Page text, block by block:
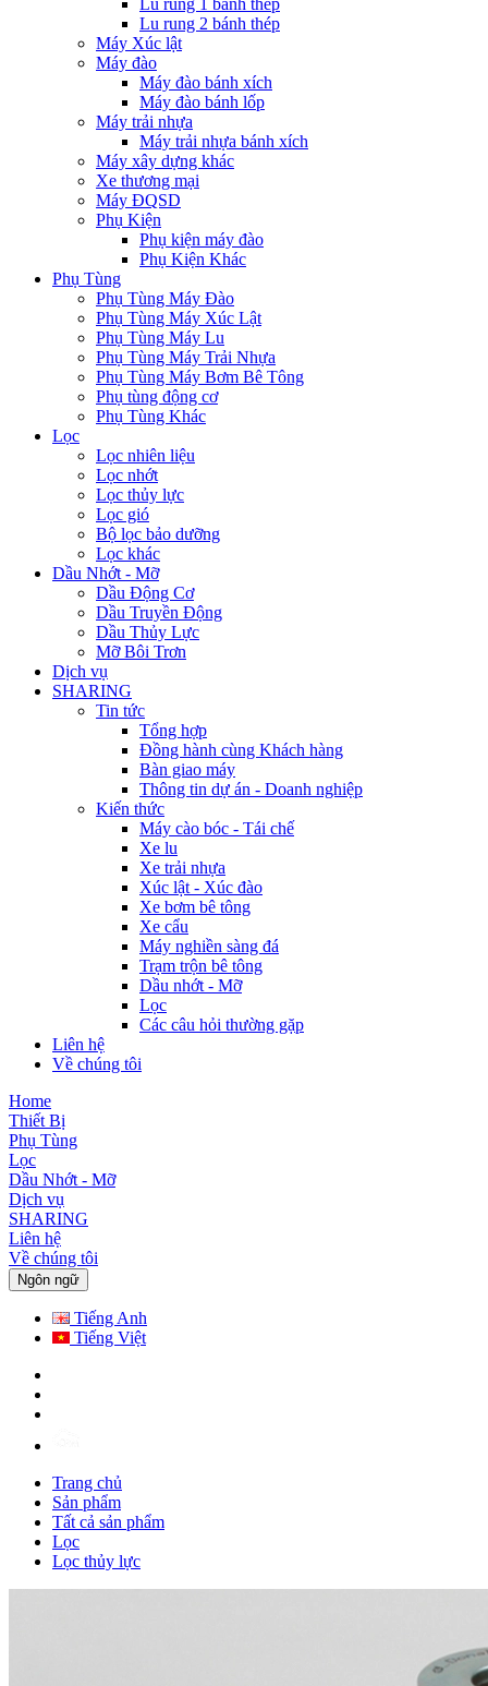
Lu rung 1 bánh thép
Lu rung 2 bánh thép
Máy Xúc lật
Máy đào
Máy đào bánh xích
Máy đào bánh lốp
Máy trải nhựa
Máy trải nhựa bánh xích
Máy xây dựng khác
Xe thương mại
Máy ĐQSD
Phụ Kiện
Phụ kiện máy đào
Phụ Kiện Khác
Phụ Tùng
Phụ Tùng Máy Đào
Phụ Tùng Máy Xúc Lật
Phụ Tùng Máy Lu
Phụ Tùng Máy Trải Nhựa
Phụ Tùng Máy Bơm Bê Tông
Phụ tùng động cơ
Phụ Tùng Khác
Lọc
Lọc nhiên liệu
Lọc nhớt
Lọc thủy lực
Lọc gió
Bộ lọc bảo dưỡng
Lọc khác
Dầu Nhớt - Mỡ
Dầu Động Cơ
Dầu Truyền Động
Dầu Thủy Lực
Mỡ Bôi Trơn
Dịch vụ
SHARING
Tin tức
Tổng hợp
Đồng hành cùng Khách hàng
Bàn giao máy
Thông tin dự án - Doanh nghiệp
Kiến thức
Máy cào bóc - Tái chế
Xe lu
Xe trải nhựa
Xúc lật - Xúc đào
Xe bơm bê tông
Xe cẩu
Máy nghiền sàng đá
Trạm trộn bê tông
Dầu nhớt - Mỡ
Lọc
Các câu hỏi thường gặp
Liên hệ
Về chúng tôi
Home
Thiết Bị
Phụ Tùng
Lọc
Dầu Nhớt - Mỡ
Dịch vụ
SHARING
Liên hệ
Về chúng tôi
Ngôn ngữ
Tiếng Anh
Tiếng Việt
Trang chủ
Sản phẩm
Tất cả sản phẩm
Lọc
Lọc thủy lực